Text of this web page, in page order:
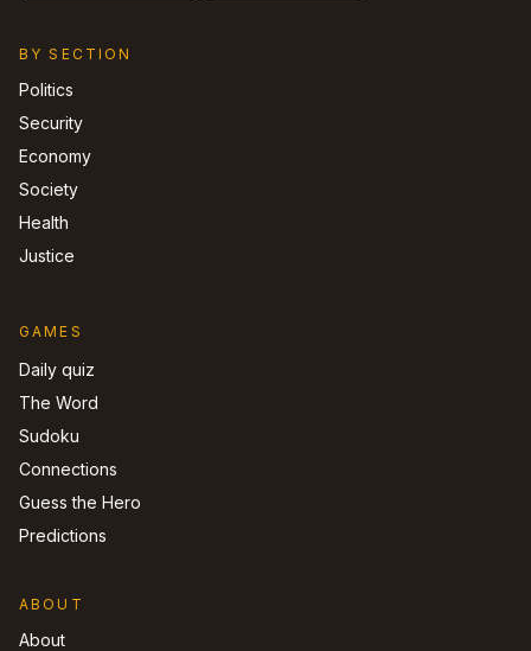
BY SECTION
Politics
Security
Economy
Society
Health
Justice
GAMES
Daily quiz
The Word
Sudoku
Connections
Guess the Hero
Predictions
ABOUT
About